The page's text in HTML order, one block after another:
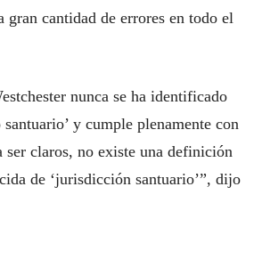
gran cantidad de errores en todo el
nunca se ha identificado
santuario’ y cumple plenamente con
ser claros, no existe una definición
de ‘jurisdicción santuario’”, dijo